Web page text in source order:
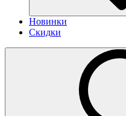
Новинки
Скидки